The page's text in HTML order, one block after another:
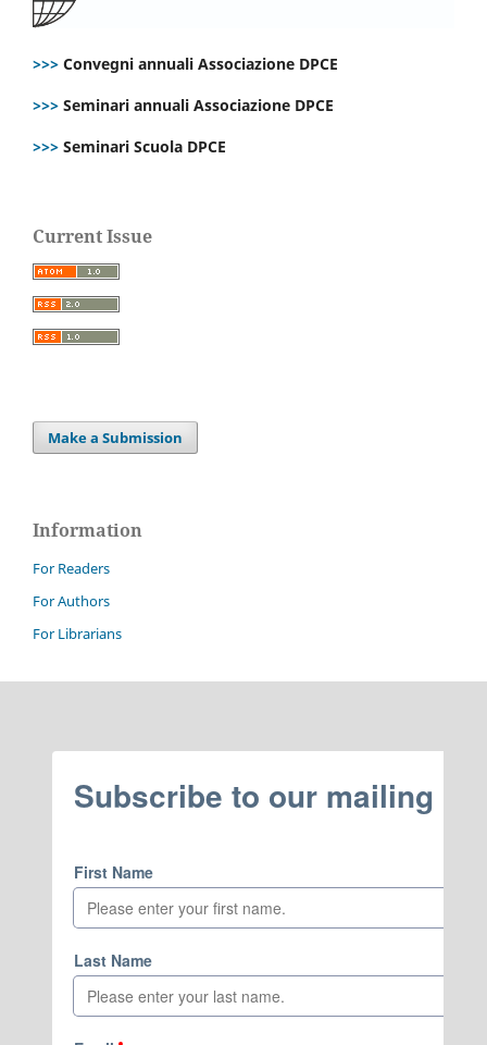
>>> Convegni annuali Associazione DPCE
>>> Seminari annuali Associazione DPCE
>>> Seminari Scuola DPCE
Current Issue
Make a Submission
Information
For Readers
For Authors
For Librarians